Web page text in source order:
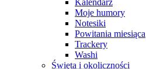
Kalendarz
Moje humory
Notesiki
Powitania miesiąca
Trackery
Washi
Święta i okoliczności